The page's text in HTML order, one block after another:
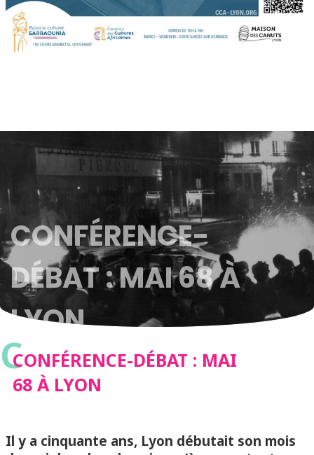
CONFÉRENCE-
DÉBAT : MAI 68 À
LYON
CCONFÉRENCE-DÉBAT : MAI
68 À LYON
Il y a cinquante ans, Lyon débutait son mois